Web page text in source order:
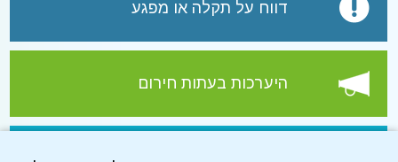
דווח על תקלה או מפגע
היערכות בעתות חירום
עמוד הפייסבוק של התאגיד